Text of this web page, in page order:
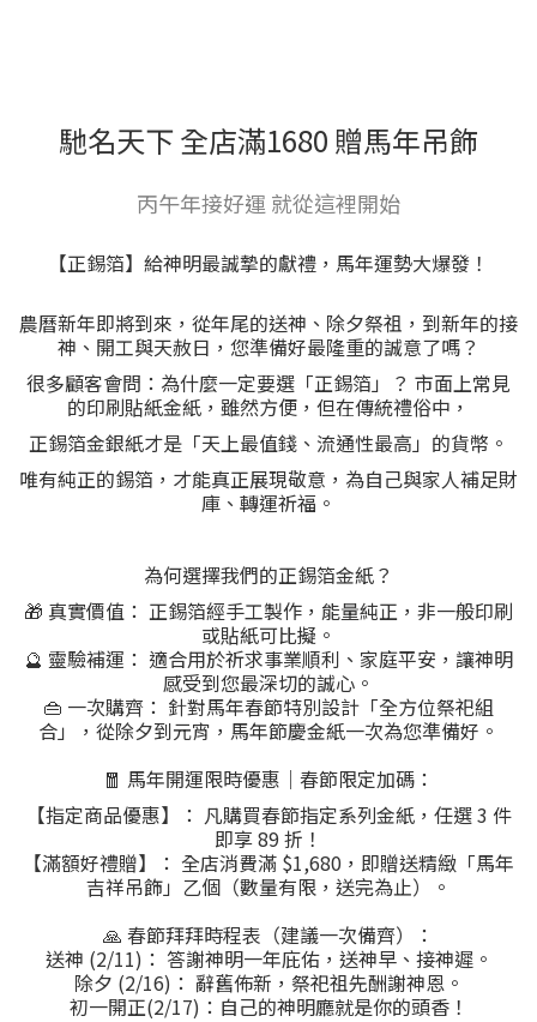
馳名天下 全店滿1680 贈馬年吊飾
丙午年接好運 就從這裡開始
【正錫箔】給神明最誠摯的獻禮，馬年運勢大爆發！
農曆新年即將到來，從年尾的送神、除夕祭祖，到新年的接
神、開工與天赦日，您準備好最隆重的誠意了嗎？
很多顧客會問：為什麼一定要選「正錫箔」？ 市面上常見
的印刷貼紙金紙，雖然方便，但在傳統禮俗中，
正錫箔金銀紙才是「天上最值錢、流通性最高」的貨幣。
唯有純正的錫箔，才能真正展現敬意，為自己與家人補足財
庫、轉運祈福。
為何選擇我們的正錫箔金紙？
🎁 真實價值： 正錫箔經手工製作，能量純正，非一般印刷
或貼紙可比擬。
🔮 靈驗補運： 適合用於祈求事業順利、家庭平安，讓神明
感受到您最深切的誠心。
👜 一次購齊： 針對馬年春節特別設計「全方位祭祀組
合」，從除夕到元宵，馬年節慶金紙一次為您準備好。
🧧 馬年開運限時優惠｜春節限定加碼：
【指定商品優惠】： 凡購買春節指定系列金紙，任選 3 件
即享 89 折！
【滿額好禮贈】： 全店消費滿 $1,680，即贈送精緻「馬年
吉祥吊飾」乙個（數量有限，送完為止）。
🙏 春節拜拜時程表（建議一次備齊）：
送神 (2/11)： 答謝神明一年庇佑，送神早、接神遲。
除夕 (2/16)： 辭舊佈新，祭祀祖先酬謝神恩。
初一開正(2/17)：自己的神明廳就是你的頭香！